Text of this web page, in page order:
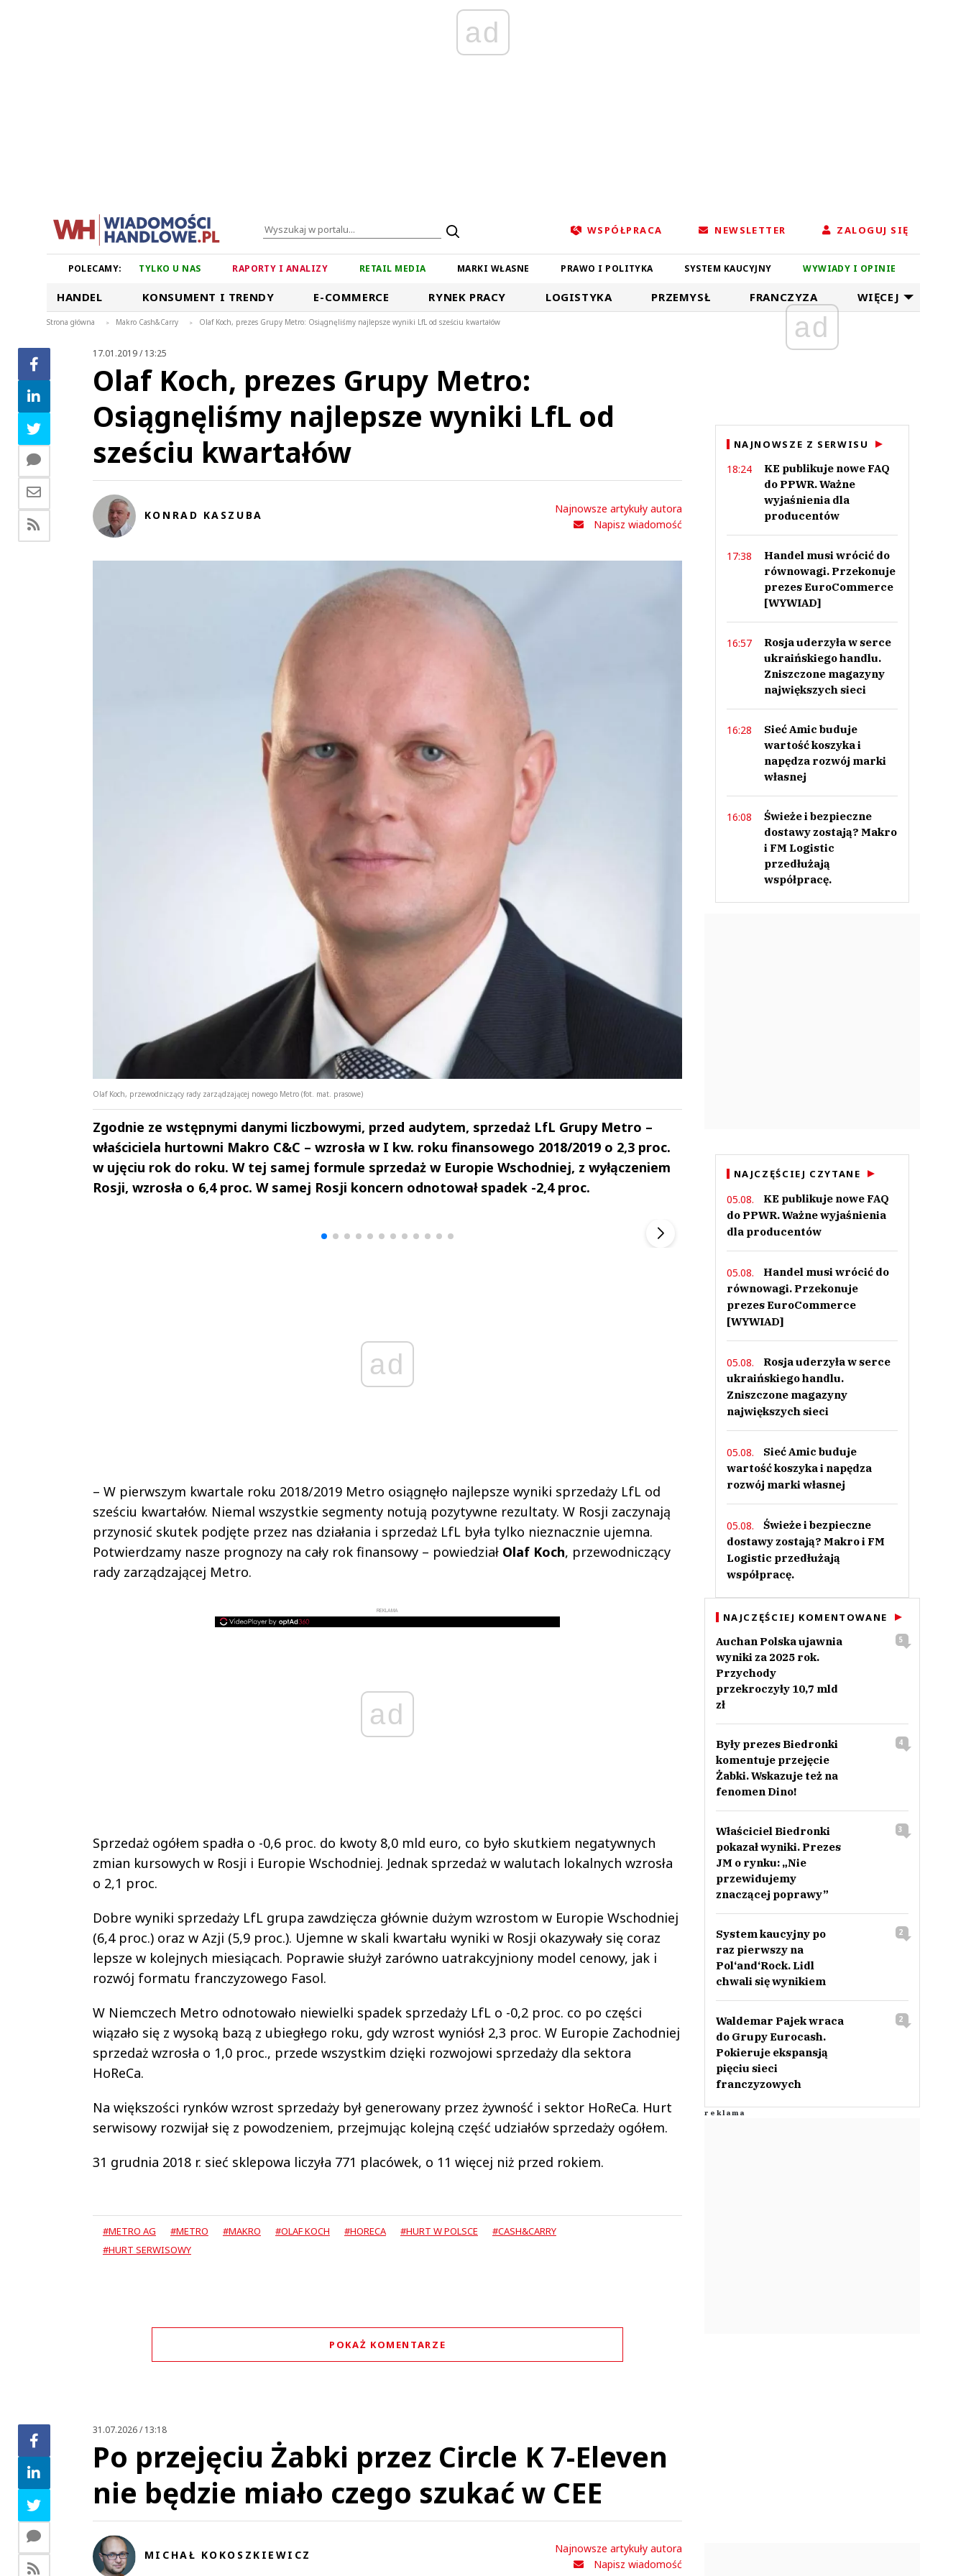
ad
WSPÓŁPRACA NEWSLETTER ZALOGUJ SIĘ
POLECAMY: TYLKO U NAS RAPORTY I ANALIZY RETAIL MEDIA MARKI WŁASNE PRAWO I POLITYKA SYSTEM KAUCYJNY WYWIADY I OPINIE
HANDEL KONSUMENT I TRENDY E-COMMERCE RYNEK PRACY LOGISTYKA PRZEMYSŁ FRANCZYZA WIĘCEJ
Strona główna > Makro Cash&Carry > Olaf Koch, prezes Grupy Metro: Osiągnęliśmy najlepsze wyniki LfL od sześciu kwartałów
17.01.2019 / 13:25
Olaf Koch, prezes Grupy Metro:
Osiągnęliśmy najlepsze wyniki LfL od
sześciu kwartałów
KONRAD KASZUBA
Najnowsze artykuły autora
Napisz wiadomość
Olaf Koch, przewodniczący rady zarządzającej nowego Metro (fot. mat. prasowe)
Zgodnie ze wstępnymi danymi liczbowymi, przed audytem, sprzedaż LfL Grupy Metro –
właściciela hurtowni Makro C&C – wzrosła w I kw. roku finansowego 2018/2019 o 2,3 proc.
w ujęciu rok do roku. W tej samej formule sprzedaż w Europie Wschodniej, z wyłączeniem
Rosji, wzrosła o 6,4 proc. W samej Rosji koncern odnotował spadek -2,4 proc.
ad
– W pierwszym kwartale roku 2018/2019 Metro osiągnęło najlepsze wyniki sprzedaży LfL od
sześciu kwartałów. Niemal wszystkie segmenty notują pozytywne rezultaty. W Rosji zaczynają
przynosić skutek podjęte przez nas działania i sprzedaż LfL była tylko nieznacznie ujemna.
Potwierdzamy nasze prognozy na cały rok finansowy – powiedział Olaf Koch, przewodniczący
rady zarządzającej Metro.
REKLAMA
ad
Sprzedaż ogółem spadła o -0,6 proc. do kwoty 8,0 mld euro, co było skutkiem negatywnych
zmian kursowych w Rosji i Europie Wschodniej. Jednak sprzedaż w walutach lokalnych wzrosła
o 2,1 proc.
Dobre wyniki sprzedaży LfL grupa zawdzięcza głównie dużym wzrostom w Europie Wschodniej
(6,4 proc.) oraz w Azji (5,9 proc.). Ujemne w skali kwartału wyniki w Rosji okazywały się coraz
lepsze w kolejnych miesiącach. Poprawie służył zarówno uatrakcyjniony model cenowy, jak i
rozwój formatu franczyzowego Fasol.
W Niemczech Metro odnotowało niewielki spadek sprzedaży LfL o -0,2 proc. co po części
wiązało się z wysoką bazą z ubiegłego roku, gdy wzrost wyniósł 2,3 proc. W Europie Zachodniej
sprzedaż wzrosła o 1,0 proc., przede wszystkim dzięki rozwojowi sprzedaży dla sektora
HoReCa.
Na większości rynków wzrost sprzedaży był generowany przez żywność i sektor HoReCa. Hurt
serwisowy rozwijał się z powodzeniem, przejmując kolejną część udziałów sprzedaży ogółem.
31 grudnia 2018 r. sieć sklepowa liczyła 771 placówek, o 11 więcej niż przed rokiem.
#METRO AG #METRO #MAKRO #OLAF KOCH #HORECA #HURT W POLSCE
#CASH&CARRY
#HURT SERWISOWY
POKAŻ KOMENTARZE
Anuluj
Andrzej i Marta
Marta i Andrzej
▶
Szefem być Sezon 2 Marcin Przybysz
ad
NAJNOWSZE Z SERWISU
18:24
KE publikuje nowe FAQ
do PPWR. Ważne
wyjaśnienia dla
producentów
17:38
Handel musi wrócić do
równowagi. Przekonuje
prezes EuroCommerce
[WYWIAD]
16:57
Rosja uderzyła w serce
ukraińskiego handlu.
Zniszczone magazyny
największych sieci
16:28
Sieć Amic buduje
wartość koszyka i
napędza rozwój marki
własnej
16:08
Świeże i bezpieczne
dostawy zostają? Makro
i FM Logistic
przedłużają
współpracę.
NAJCZĘŚCIEJ CZYTANE
05.08.
KE publikuje nowe FAQ
do PPWR. Ważne wyjaśnienia
dla producentów
05.08.
Handel musi wrócić do
równowagi. Przekonuje
prezes EuroCommerce
[WYWIAD]
05.08.
Rosja uderzyła w serce
ukraińskiego handlu.
Zniszczone magazyny
największych sieci
05.08.
Sieć Amic buduje
wartość koszyka i napędza
rozwój marki własnej
05.08.
Świeże i bezpieczne
dostawy zostają? Makro i FM
Logistic przedłużają
współpracę.
NAJCZĘŚCIEJ KOMENTOWANE
Auchan Polska ujawnia
wyniki za 2025 rok.
Przychody
przekroczyły 10,7 mld
zł
5
Były prezes Biedronki
komentuje przejęcie
Żabki. Wskazuje też na
fenomen Dino!
4
Właściciel Biedronki
pokazał wyniki. Prezes
JM o rynku: „Nie
przewidujemy
znaczącej poprawy”
3
System kaucyjny po
raz pierwszy na
Pol‘and‘Rock. Lidl
chwali się wynikiem
2
Waldemar Pajek wraca
do Grupy Eurocash.
Pokieruje ekspansją
pięciu sieci
franczyzowych
2
31.07.2026 / 13:18
Po przejęciu Żabki przez Circle K 7-Eleven
nie będzie miało czego szukać w CEE
MICHAŁ KOKOSZKIEWICZ
Najnowsze artykuły autora
Napisz wiadomość